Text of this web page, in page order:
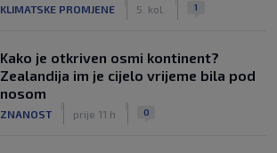
KLIMATSKE PROMJENE 5. kol. 1
Kako je otkriven osmi kontinent?
Zealandija im je cijelo vrijeme bila pod
nosom
ZNANOST prije 11 h 0